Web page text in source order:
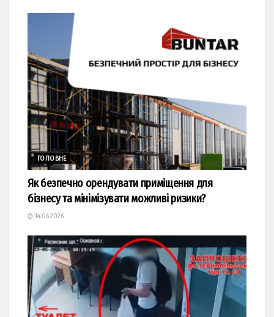
ГОЛОВНЕ
Як безпечно орендувати приміщення для
бізнесу та мінімізувати можливі ризики?
14.06.2026